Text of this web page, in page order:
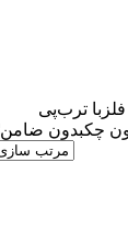
با ترب‌پی
چکبدون ضامن